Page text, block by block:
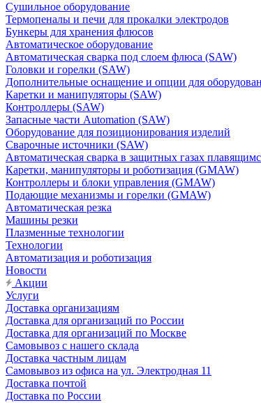
Сушильное оборудование
Термопеналы и печи для прокалки электродов
Бункеры для хранения флюсов
Автоматическое оборудование
Автоматическая сварка под слоем флюса (SAW)
Головки и горелки (SAW)
Дополнительные оснащение и опции для
Каретки и манипуляторы (SAW)
Контроллеры (SAW)
Запасные части Automation (SAW)
Оборудование для позиционирования изделий
Сварочные источники (SAW)
Автоматическая сварка в защитных газах
Каретки, манипуляторы и роботизация (GMAW)
Контроллеры и блоки управления (GMAW)
Подающие механизмы и горелки (GMAW)
Автоматическая резка
Машины резки
Плазменные технологии
Технологии
Автоматизация и роботизация
Новости
Акции
Услуги
Доставка организациям
Доставка для организаций по России
Доставка для организаций по Москве
Самовывоз с нашего склада
Доставка частным лицам
Самовывоз из офиса на ул. Электродная 11
Доставка почтой
Доставка по России